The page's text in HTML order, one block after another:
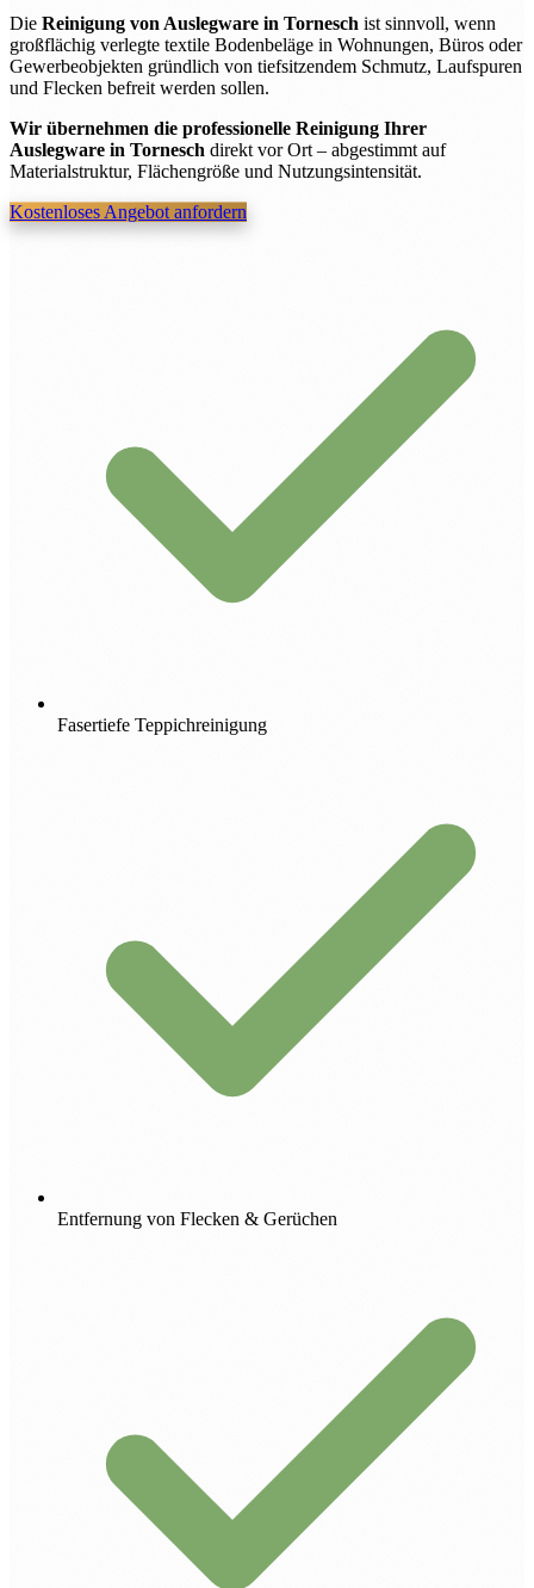
Die Reinigung von Auslegware in Tornesch ist sinnvoll, wenn
großflächig verlegte textile Bodenbeläge in Wohnungen, Büros oder
Gewerbeobjekten gründlich von tiefsitzendem Schmutz, Laufspuren
und Flecken befreit werden sollen.
Wir übernehmen die professionelle Reinigung Ihrer
Auslegware in Tornesch direkt vor Ort – abgestimmt auf
Materialstruktur, Flächengröße und Nutzungsintensität.
Kostenloses Angebot anfordern
Fasertiefe Teppichreinigung
Entfernung von Flecken & Gerüchen